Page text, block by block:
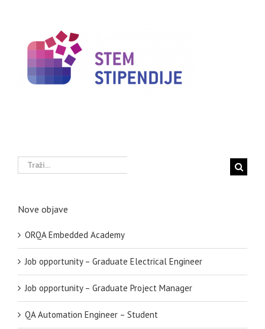
Traži...
Nove objave
ORQA Embedded Academy
Job opportunity – Graduate Electrical Engineer
Job opportunity – Graduate Project Manager
QA Automation Engineer – Student